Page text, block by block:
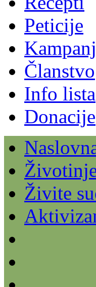
Peticije
Članstvo
Info lista
Donacije
Živite